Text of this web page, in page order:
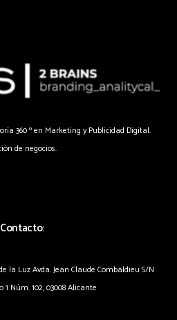
360 º en Marketing y Publicidad Digital.
de negocios.
Contacto:
la Luz Avda. Jean Claude Combaldieu S/N
1 Núm. 102, 03008 Alicante